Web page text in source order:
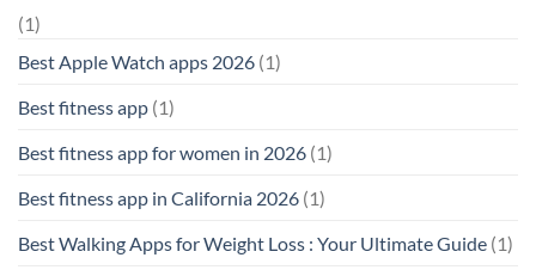
(1)
Best Apple Watch apps 2026 (1)
Best fitness app (1)
Best fitness app for women in 2026 (1)
Best fitness app in California 2026 (1)
Best Walking Apps for Weight Loss : Your Ultimate Guide (1)